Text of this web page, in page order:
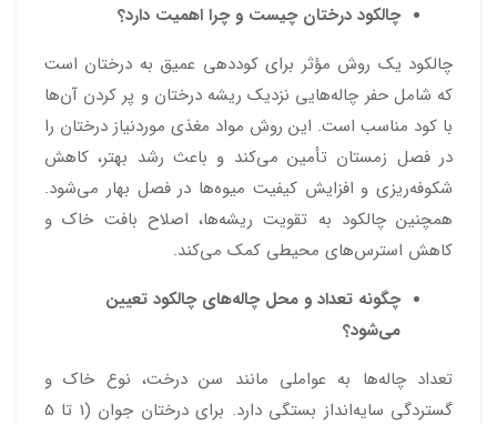
چالکود درختان چیست و چرا اهمیت دارد؟
چالکود یک روش مؤثر برای کوددهی عمیق به درختان است
که شامل حفر چاله‌هایی نزدیک ریشه درختان و پر کردن آن‌ها
با کود مناسب است. این روش مواد مغذی موردنیاز درختان را
در فصل زمستان تأمین می‌کند و باعث رشد بهتر، کاهش
شکوفه‌ریزی و افزایش کیفیت میوه‌ها در فصل بهار می‌شود.
همچنین چالکود به تقویت ریشه‌ها، اصلاح بافت خاک و
کاهش استرس‌های محیطی کمک می‌کند.
چگونه تعداد و محل چاله‌های چالکود تعیین
می‌شود؟
تعداد چاله‌ها به عواملی مانند سن درخت، نوع خاک و
گستردگی سایه‌انداز بستگی دارد. برای درختان جوان (1 تا 5